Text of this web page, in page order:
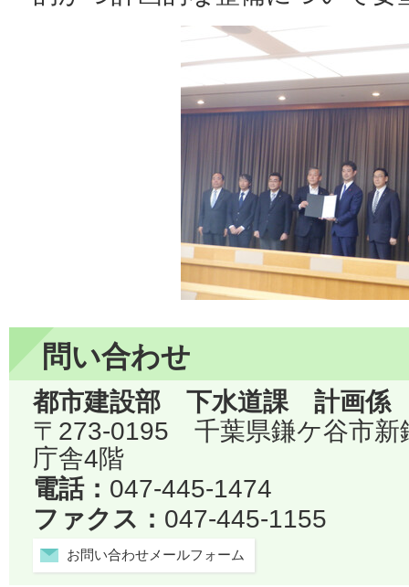
問い合わせ
都市建設部 下水道課 計画係
〒273-0195 千葉県鎌ケ谷市
庁舎4階
電話： 047-445-1474
ファクス： 047-445-1155
お問い合わせメールフォーム